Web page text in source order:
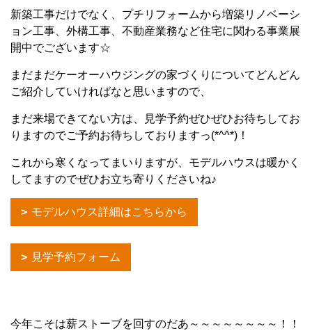
新築工事だけでなく、プチリフォームから増築リノベーシ
ョン工事、外構工事、不動産業務など住宅に関わる事業展
開中でございます☆
まだまだケーオーハウジングの家づくりについてどんどん
ご紹介していければなと思いますので、
まだ来場できてない方は、見学予約ぜひぜひお待ちしてお
りますのでご予約お待ちしておりますっ(*^^*)！
これから寒くなってまいりますが、モデルハウスは暖かく
してますのでぜひお立ち寄りくださいね♪
モデルハウス詳細はこちらから
見学予約フォーム
今年こそは薪ストーブを回すのだあ～～～～～～～～！！